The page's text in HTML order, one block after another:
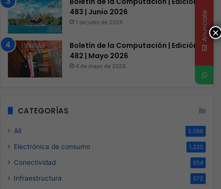
483 | Junio 2026
1 de junio de 2026
Boletín de la Computación | Edición
482 | Mayo 2026
4 de mayo de 2026
CATEGORÍAS
All 5.088
Electrónica de consumo 1.220
Conectividad 654
Infraestructura 572
×
Anunciate